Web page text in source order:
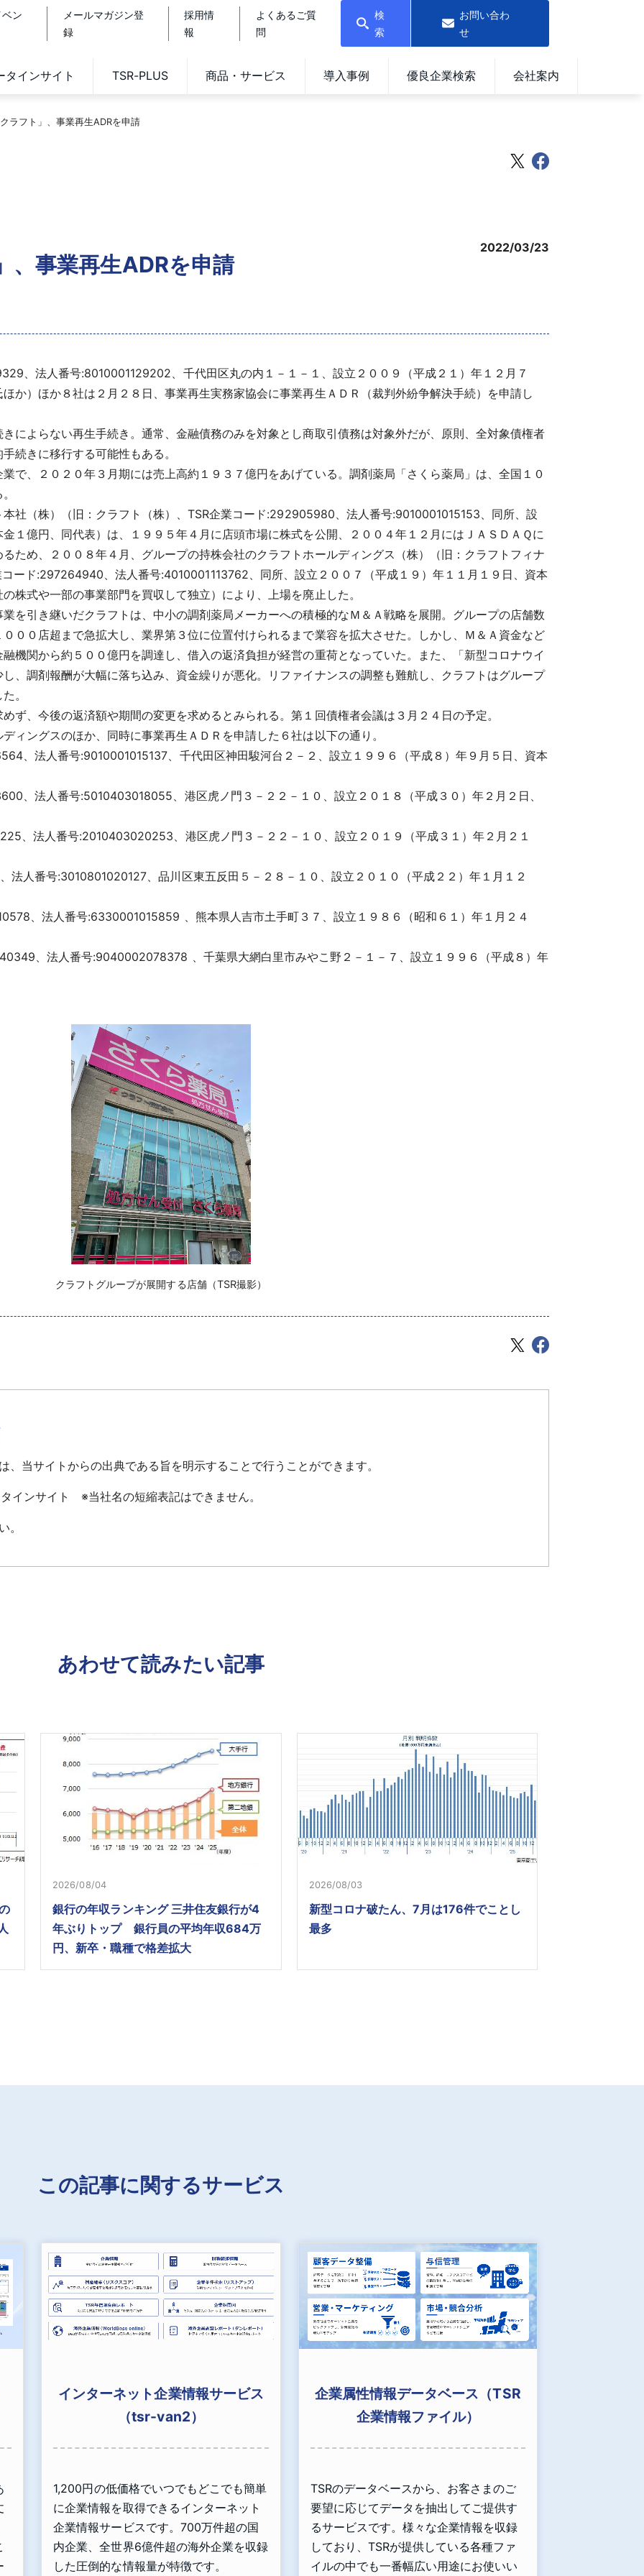
ン
メールマガジン登
録
採用情
報
よくあるご質
問
検
索
お問い合わ
せ
タインサイト TSR-PLUS 商品・サービス 導入事例 優良企業検索 会社案内
ラフト」、事業再生ADRを申請
、事業再生ADRを申請
2022/03/23
、法人番号:8010001129202、千代田区丸の内１－１－１、設立２００９（平成２１）年１２月７
か）ほか８社は２月２８日、事業再生実務家協会に事業再生ＡＤＲ（裁判外紛争解決手続）を申請し
によらない再生手続き。通常、金融債務のみを対象とし商取引債務は対象外だが、原則、全対象債権者
続きに移行する可能性もある。
で、２０２０年３月期には売上高約１９３７億円をあげている。調剤薬局「さくら薬局」は、全国１０
社（株）（旧：クラフト（株）、TSR企業コード:292905980、法人番号:9010001015153、同所、設
１億円、同代表）は、１９９５年４月に店頭市場に株式を公開、２００４年１２月にはＪＡＳＤＡＱに
ため、２００８年４月、グループの持株会社のクラフトホールディングス（株）（旧：クラフトフィナ
ード:297264940、法人番号:4010001113762、同所、設立２００７（平成１９）年１１月１９日、資本
株式や一部の事業部門を買収して独立）により、上場を廃止した。
を引き継いだクラフトは、中小の調剤薬局メーカーへの積極的なＭ＆Ａ戦略を展開。グループの店舗数
００店超まで急拡大し、業界第３位に位置付けられるまで業容を拡大させた。しかし、Ｍ＆Ａ資金など
機関から約５００億円を調達し、借入の返済負担が経営の重荷となっていた。また、「新型コロナウイ
、調剤報酬が大幅に落ち込み、資金繰りが悪化。リファイナンスの調整も難航し、クラフトはグループ
。
ず、今後の返済額や期間の変更を求めるとみられる。第１回債権者会議は３月２４日の予定。
ィングスのほか、同時に事業再生ＡＤＲを申請した６社は以下の通り。
、法人番号:9010001015137、千代田区神田駿河台２－２、設立１９９６（平成８）年９月５日、資本
、法人番号:5010403018055、港区虎ノ門３－２２－１０、設立２０１８（平成３０）年２月２日、
、法人番号:2010403020253、港区虎ノ門３－２２－１０、設立２０１９（平成３１）年２月２１
人番号:3010801020127、品川区東五反田５－２８－１０、設立２０１０（平成２２）年１月１２
、法人番号:6330001015859 、熊本県人吉市土手町３７、設立１９８６（昭和６１）年１月２４
、法人番号:9040002078378 、千葉県大網白里市みやこ野２－１－７、設立１９９６（平成８）年
‌クラフトグループが展開する店舗（TSR撮影）
当サイトからの出典である旨を明示することで行うことができます。
インサイト ※当社名の短縮表記はできません。
。
あわせて読みたい記事
2026/08/04
銀行の年収ランキング 三井住友銀行が4
年ぶりトップ 銀行員の平均年収684万
円、新卒・職種で格差拡大
2026/08/03
新型コロナ破たん、7月は176件でことし
最多
この記事に関するサービス
インターネット企業情報サービス
（tsr-van2）
1,200円の低価格でいつでもどこでも簡単
に企業情報を取得できるインターネット
企業情報サービスです。700万件超の国
内企業、全世界6億件超の海外企業を収録
した圧倒的な情報量が特徴です。
企業属性情報データベース（TSR
企業情報ファイル）
TSRのデータベースから、お客さまのご
要望に応じてデータを抽出してご提供す
るサービスです。様々な企業情報を収録
しており、TSRが提供している各種ファ
イルの中でも一番幅広い用途にお使いい